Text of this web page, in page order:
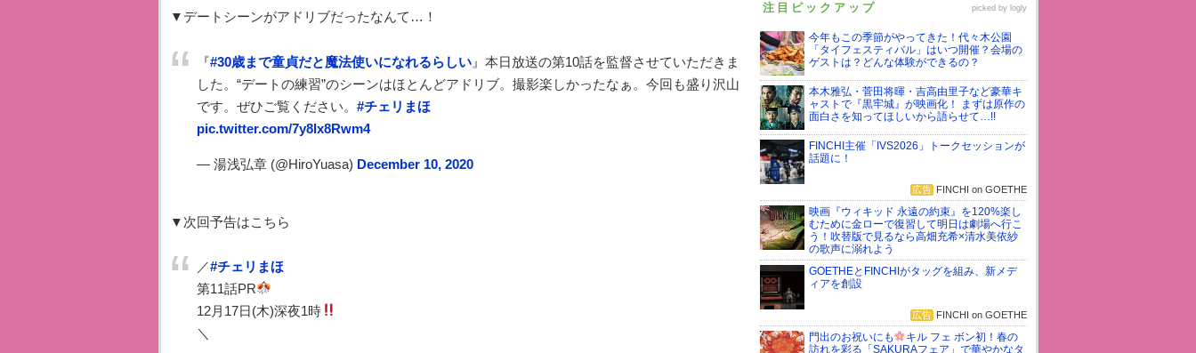
▼デートシーンがアドリブだったなんて…！
『#30歳まで童貞だと魔法使いになれるらしい』本日放送の第10話を監督させていただきま
した。“デートの練習”のシーンはほとんどアドリブ。撮影楽しかったなぁ。今回も盛り沢山
です。ぜひご覧ください。 #チェリまほ
pic.twitter.com/7y8lx8Rwm4
— 湯浅弘章 (@HiroYuasa) December 10, 2020
▼次回予告はこちら
／#チェリまほ
第11話PR
12月17日(木)深夜1時
＼
注目ピックアップ
今年もこの季節がやってきた！代々木公園
「タイフェスティバル」はいつ開催？会場の
ゲストは？どんな体験ができるの？
本木雅弘・菅田将暉・吉高由里子など豪華キ
ャストで『黒牢城』が映画化！ まずは原作の
面白さを知ってほしいから語らせて…!!
FINCHI主催「IVS2026」トークセッションが
話題に！
広告FINCHI on GOETHE
映画『ウィキッド 永遠の約束』を120%楽し
むために金ローで復習して明日は劇場へ行こ
う！吹替版で見るなら高畑充希×清水美依紗
の歌声に溺れよう
GOETHEとFINCHIがタッグを組み、新メデ
ィアを創設
広告FINCHI on GOETHE
門出のお祝いにも
キル フェ ボン初！春の
訪れを彩る「SAKURAフェア」で華やかなタ
picked by logly